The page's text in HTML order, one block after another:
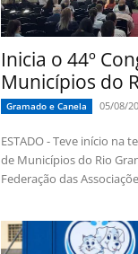
Inicia o 44º
Municípios do
Gramado e Canela 05/08/
ESTADO - Teve início na
de Municípios do Rio
Federação das